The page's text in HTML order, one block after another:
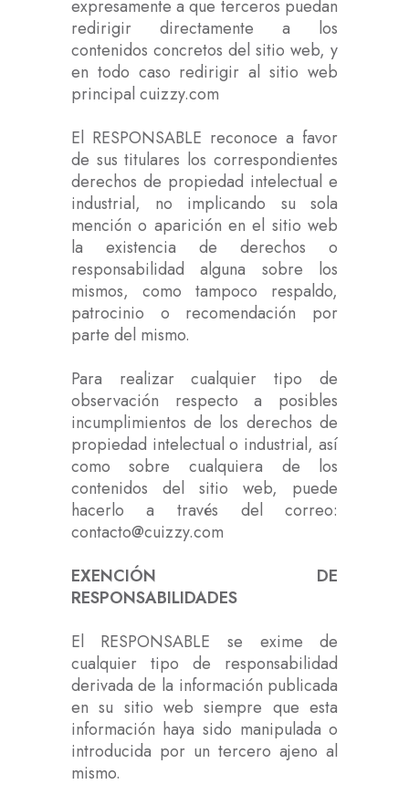
expresamente a que terceros puedan
redirigir directamente a los
contenidos concretos del sitio web, y
en todo caso redirigir al sitio web
principal cuizzy.com
El RESPONSABLE reconoce a favor
de sus titulares los correspondientes
derechos de propiedad intelectual e
industrial, no implicando su sola
mención o aparición en el sitio web
la existencia de derechos o
responsabilidad alguna sobre los
mismos, como tampoco respaldo,
patrocinio o recomendación por
parte del mismo.
Para realizar cualquier tipo de
observación respecto a posibles
incumplimientos de los derechos de
propiedad intelectual o industrial, así
como sobre cualquiera de los
contenidos del sitio web, puede
hacerlo a través del correo:
contacto@cuizzy.com
EXENCIÓN DE
RESPONSABILIDADES
El RESPONSABLE se exime de
cualquier tipo de responsabilidad
derivada de la información publicada
en su sitio web siempre que esta
información haya sido manipulada o
introducida por un tercero ajeno al
mismo.